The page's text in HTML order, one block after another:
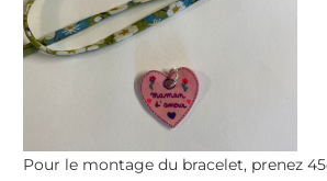
Pour le montage du bracelet, prenez